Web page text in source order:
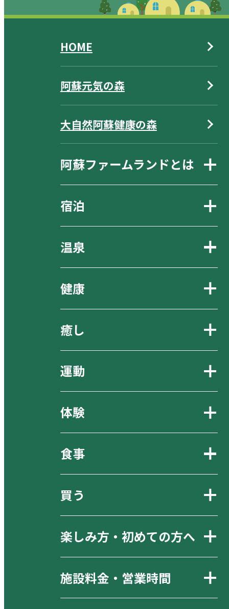
HOME
阿蘇元気の森
大自然阿蘇健康の森
阿蘇ファームランドとは
宿泊
温泉
健康
癒し
運動
体験
食事
買う
楽しみ方・初めての方へ
施設料金・営業時間